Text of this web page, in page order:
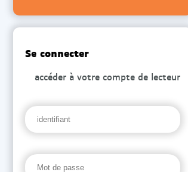
Se connecter
accéder à votre compte de lecteur